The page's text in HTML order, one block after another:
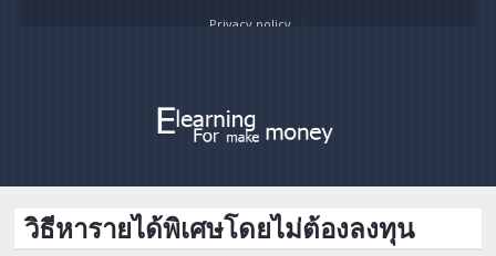
Privacy policy
วิธีหารายได้พิเศษโดยไม่ต้องลงทุน